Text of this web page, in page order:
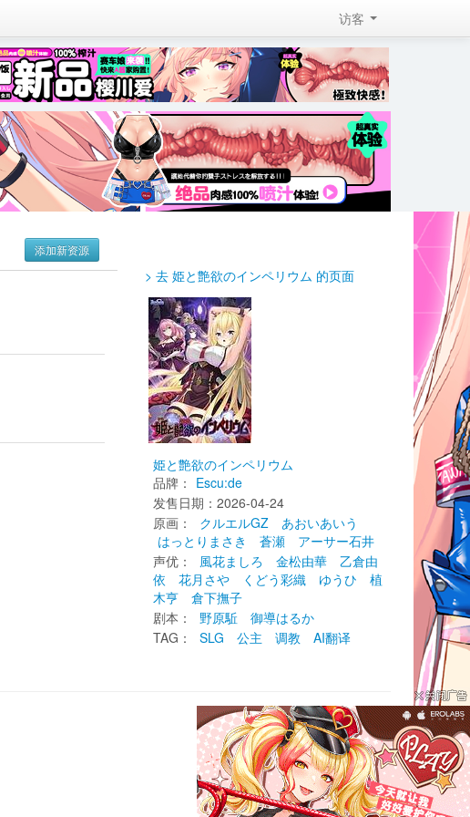
访客
添加新资源
> 去 姫と艶欲のインペリウム 的页面
姫と艶欲のインペリウム
品牌： Escu:de
发售日期：2026-04-24
原画：
クルエルGZ
あおいあいう
はっとりまさき
蒼瀬
アーサー石井
声优：
風花ましろ 金松由華
乙倉由
依
花月さや くどう彩織 ゆうひ
植
木亨
倉下撫子
剧本：
野原駈
御導はるか
TAG：
SLG 公主 调教 AI翻译